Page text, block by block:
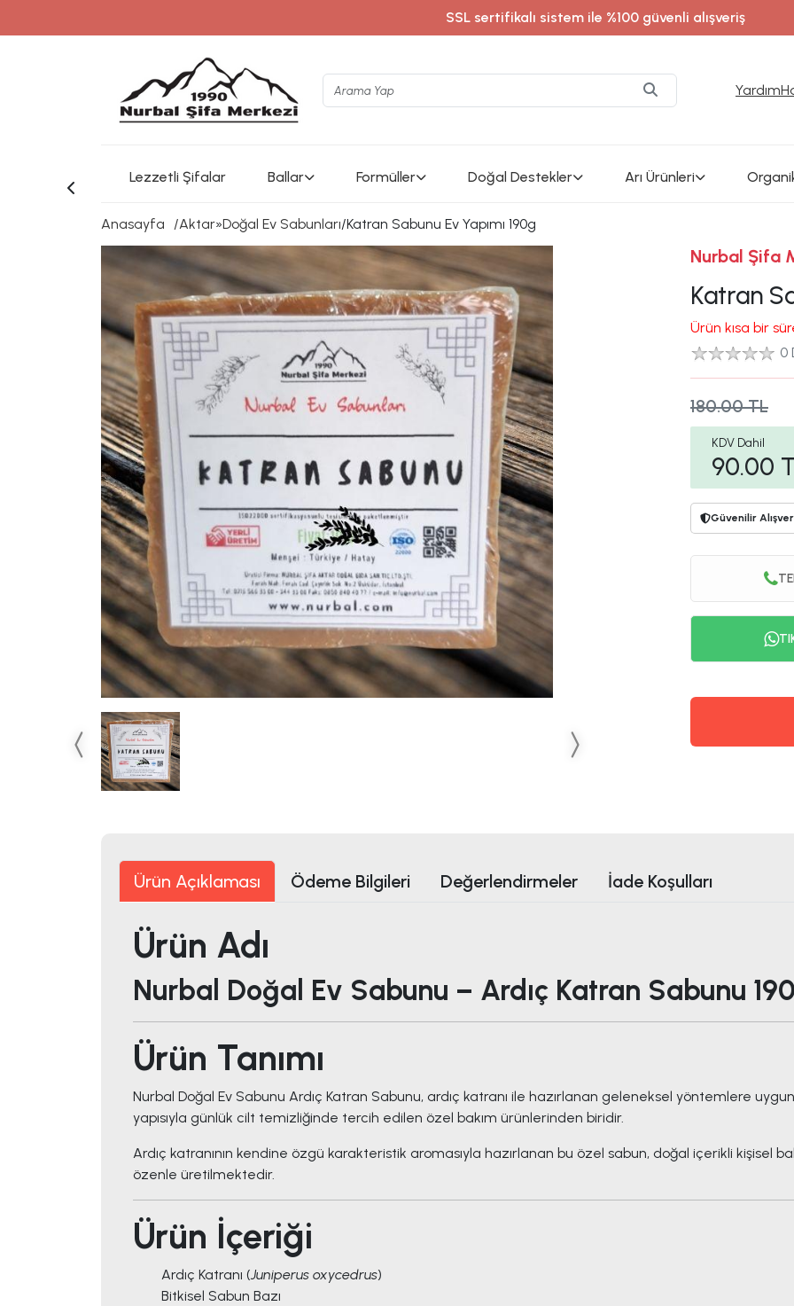
SSL sertifikalı sistem ile %100 güvenli alışveriş
Yardım
Lezzetli Şifalar Ballar Formüller Doğal Destekler Arı Ürünleri
Anasayfa Aktar»Doğal Ev Sabunları/Katran Sabunu Ev Yapımı 190g
Nurbal Şifa
Katran
Ürün kısa bir
0
180.00 TL
KDV Dahil
90.00
Güvenilir
Ürün Açıklaması Ödeme Bilgileri Değerlendirmeler İade Koşulları
Ürün Adı
Nurbal Doğal Ev Sabunu – Ardıç Katran Sabunu
Ürün Tanımı
Nurbal Doğal Ev Sabunu Ardıç Katran Sabunu, ardıç katranı ile hazırlanan geleneksel yöntemlere
yapısıyla günlük cilt temizliğinde tercih edilen özel bakım ürünlerinden biridir.
Ardıç katranının kendine özgü karakteristik aromasıyla hazırlanan bu özel sabun, doğal içerikli kişisel
özenle üretilmektedir.
Ürün İçeriği
Ardıç Katranı (Juniperus oxycedrus)
Bitkisel Sabun Bazı